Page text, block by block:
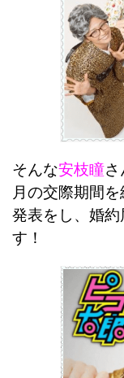
そんな安枝瞳さ
月の交際期間
発表をし、 婚約
す！